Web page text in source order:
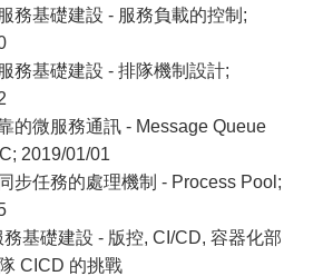
務基礎建設 - 服務負載的控制;
務基礎建設 - 排隊機制設計;
的微服務通訊 - Message Queue
2019/01/01
步任務的處理機制 - Process Pool;
務基礎建設 - 版控, CI/CD, 容器化部
CICD 的挑戰